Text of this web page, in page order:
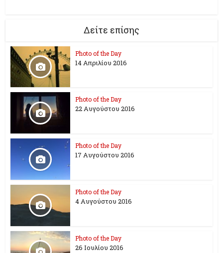
Δείτε επίσης
Photo of the Day
14 Απριλίου 2016
Photo of the Day
22 Αυγούστου 2016
Photo of the Day
17 Aυγούστου 2016
Photo of the Day
4 Αυγούστου 2016
Photo of the Day
26 Ioυλίου 2016